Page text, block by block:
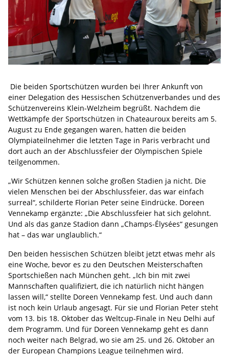
Die beiden Sportschützen wurden bei Ihrer Ankunft von
einer Delegation des Hessischen Schützenverbandes und des
Schützenvereins Klein-Welzheim begrüßt. Nachdem die
Wettkämpfe der Sportschützen in Chateauroux bereits am 5.
August zu Ende gegangen waren, hatten die beiden
Olympiateilnehmer die letzten Tage in Paris verbracht und
dort auch an der Abschlussfeier der Olympischen Spiele
teilgenommen.
„Wir Schützen kennen solche großen Stadien ja nicht. Die
vielen Menschen bei der Abschlussfeier, das war einfach
surreal“, schilderte Florian Peter seine Eindrücke. Doreen
Vennekamp ergänzte: „Die Abschlussfeier hat sich gelohnt.
Und als das ganze Stadion dann „Champs-Élysées“ gesungen
hat – das war unglaublich.“
Den beiden hessischen Schützen bleibt jetzt etwas mehr als
eine Woche, bevor es zu den Deutschen Meisterschaften
Sportschießen nach München geht. „Ich bin mit zwei
Mannschaften qualifiziert, die ich natürlich nicht hängen
lassen will,“ stellte Doreen Vennekamp fest. Und auch dann
ist noch kein Urlaub angesagt. Für sie und Florian Peter steht
vom 13. bis 18. Oktober das Weltcup-Finale in Neu Delhi auf
dem Programm. Und für Doreen Vennekamp geht es dann
noch weiter nach Belgrad, wo sie am 25. und 26. Oktober an
der European Champions League teilnehmen wird.